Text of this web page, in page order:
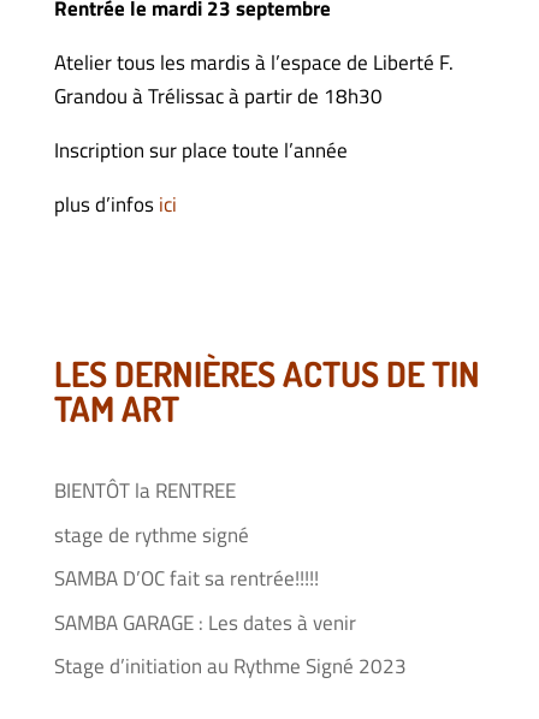
Rentrée le mardi 23 septembre
Atelier tous les mardis à l’espace de Liberté F.
Grandou à Trélissac à partir de 18h30
Inscription sur place toute l’année
plus d’infosici
LES DERNIÈRES ACTUS DE TIN
TAM ART
BIENTÔT la RENTREE
stage de rythme signé
SAMBA D’OC fait sa rentrée!!!!!
SAMBA GARAGE : Les dates à venir
Stage d’initiation au Rythme Signé 2023